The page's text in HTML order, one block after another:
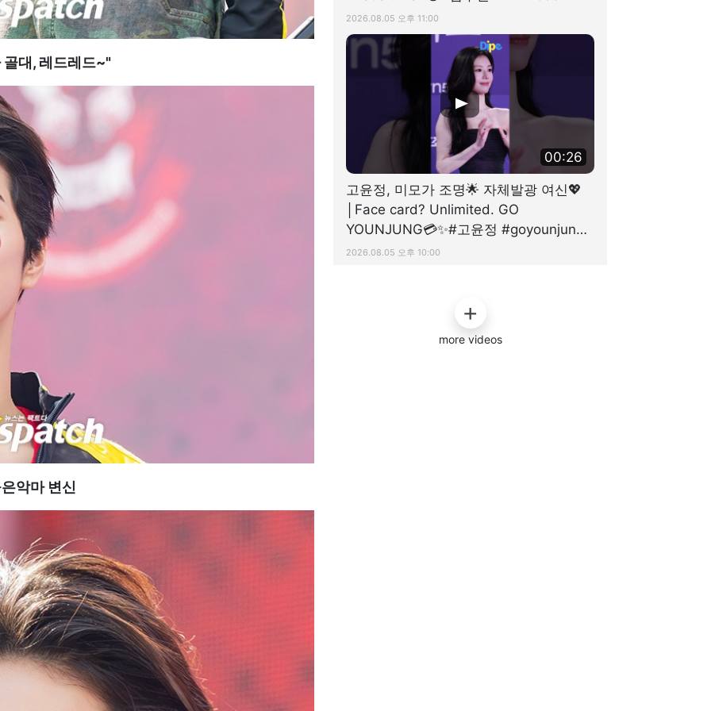
골대, 레드레드~"
악마 변신
디스패치 #dispatch
2026.08.05 오후 11:00
00:26
고윤정, 미모가 조명🌟 자체발광 여신💖
│Face card? Unlimited. GO
YOUNJUNG💳✨#고윤정 #goyounjung
#dispatch #디스패치
2026.08.05 오후 10:00
more videos